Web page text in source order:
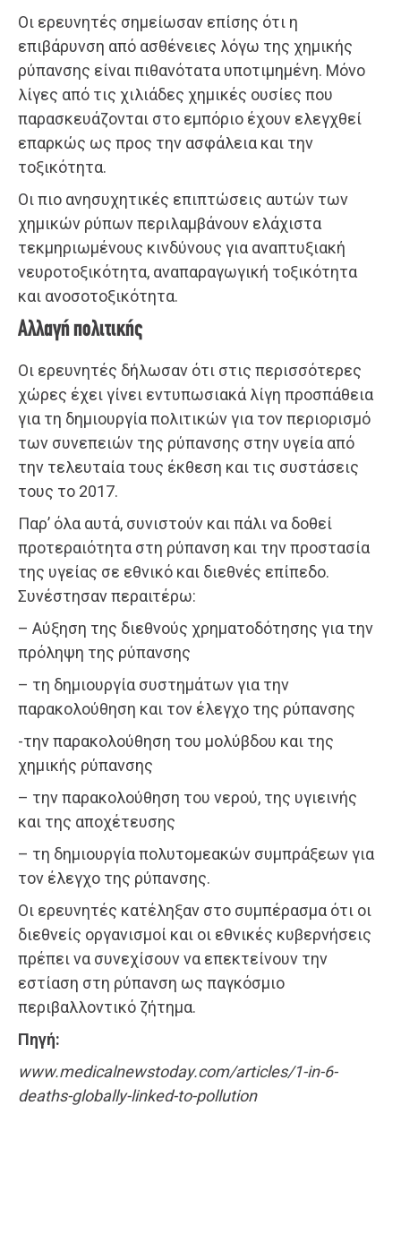
Οι ερευνητές σημείωσαν επίσης ότι η
επιβάρυνση από ασθένειες λόγω της χημικής
ρύπανσης είναι πιθανότατα υποτιμημένη. Μόνο
λίγες από τις χιλιάδες χημικές ουσίες που
παρασκευάζονται στο εμπόριο έχουν ελεγχθεί
επαρκώς ως προς την ασφάλεια και την
τοξικότητα.
Οι πιο ανησυχητικές επιπτώσεις αυτών των
χημικών ρύπων περιλαμβάνουν ελάχιστα
τεκμηριωμένους κινδύνους για αναπτυξιακή
νευροτοξικότητα, αναπαραγωγική τοξικότητα
και ανοσοτοξικότητα.
Αλλαγή πολιτικής
Οι ερευνητές δήλωσαν ότι στις περισσότερες
χώρες έχει γίνει εντυπωσιακά λίγη προσπάθεια
για τη δημιουργία πολιτικών για τον περιορισμό
των συνεπειών της ρύπανσης στην υγεία από
την τελευταία τους έκθεση και τις συστάσεις
τους το 2017.
Παρ’ όλα αυτά, συνιστούν και πάλι να δοθεί
προτεραιότητα στη ρύπανση και την προστασία
της υγείας σε εθνικό και διεθνές επίπεδο.
Συνέστησαν περαιτέρω:
– Αύξηση της διεθνούς χρηματοδότησης για την
πρόληψη της ρύπανσης
– τη δημιουργία συστημάτων για την
παρακολούθηση και τον έλεγχο της ρύπανσης
-την παρακολούθηση του μολύβδου και της
χημικής ρύπανσης
– την παρακολούθηση του νερού, της υγιεινής
και της αποχέτευσης
– τη δημιουργία πολυτομεακών συμπράξεων για
τον έλεγχο της ρύπανσης.
Οι ερευνητές κατέληξαν στο συμπέρασμα ότι οι
διεθνείς οργανισμοί και οι εθνικές κυβερνήσεις
πρέπει να συνεχίσουν να επεκτείνουν την
εστίαση στη ρύπανση ως παγκόσμιο
περιβαλλοντικό ζήτημα.
Πηγή:
www.medicalnewstoday.com/articles/1-in-6-
deaths-globally-linked-to-pollution